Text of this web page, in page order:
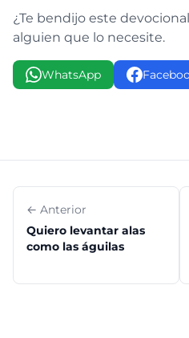
¿Te bendijo este
alguien que lo necesite.
WhatsApp
← Anterior
Quiero levantar alas
como las águilas